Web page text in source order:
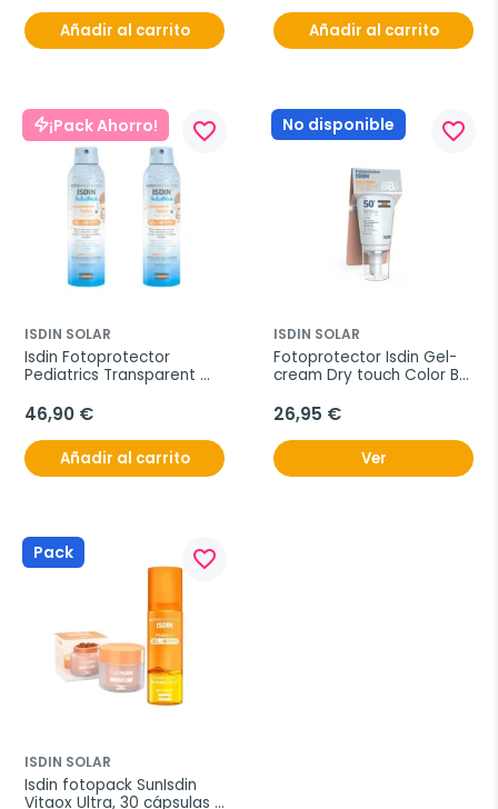
Añadir al carrito Añadir al carrito
¡Pack Ahorro! favorite_border
ISDIN SOLAR
Isdin Fotoprotector
Pediatrics Transparent
Duplo, 2x250 ml
46,90 €
Añadir al carrito
No disponible favorite_border
ISDIN SOLAR
Fotoprotector Isdin Gel-
cream Dry touch Color BB
26,95 €
Ver
Pack favorite_border
ISDIN SOLAR
Isdin fotopack SunIsdin
Vitaox Ultra, 30 cápsulas